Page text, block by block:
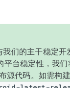
们的主干稳定开
平台稳定性，我
源代码。如需构